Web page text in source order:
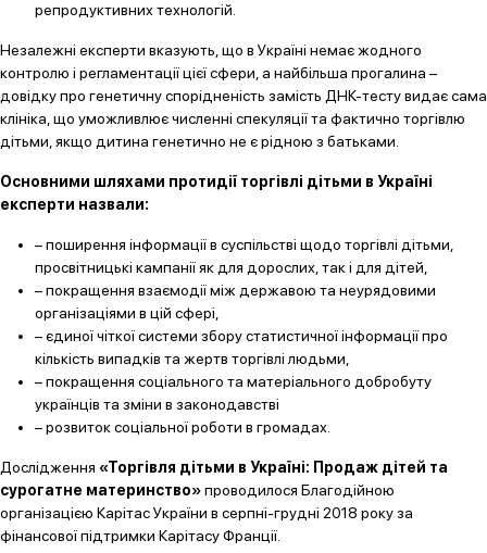
репродуктивних технологій.
Незалежні експерти вказують, що в Україні немає жодного
контролю і регламентації цієї сфери, а найбільша прогалина –
довідку про генетичну спорідненість замість ДНК-тесту видає сама
клініка, що уможливлює численні спекуляції та фактично торгівлю
дітьми, якщо дитина генетично не є рідною з батьками.
Основними шляхами протидії торгівлі дітьми в Україні
експерти назвали:
– поширення інформації в суспільстві щодо торгівлі дітьми,
просвітницькі кампанії як для дорослих, так і для дітей,
– покращення взаємодії між державою та неурядовими
організаціями в цій сфері,
– єдиної чіткої системи збору статистичної інформації про
кількість випадків та жертв торгівлі людьми,
– покращення соціального та матеріального добробуту
українців та зміни в законодавстві
– розвиток соціальної роботи в громадах.
Дослідження «Торгівля дітьми в Україні: Продаж дітей та
сурогатне материнство»проводилося Благодійною
організацією Карітас України в серпні-грудні 2018 року за
фінансової підтримки Карітасу Франції.